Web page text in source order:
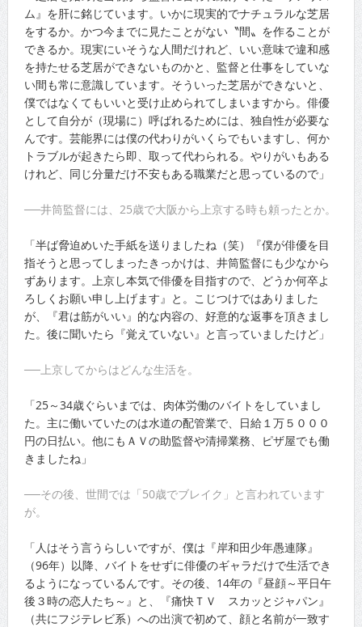
ム』を肝に銘じています。いかに現実的でナチュラルな芝居
をするか。かつ今までに見たことがない〝間〟を作ることが
できるか。現実にいそうな人間だけれど、いい意味で違和感
を持たせる芝居ができないものかと、監督と仕事をしていな
い間も常に意識しています。そういった芝居ができないと、
僕ではなくてもいいと受け止められてしまいますから。俳優
として自分が（現場に）呼ばれるためには、独自性が必要な
んです。芸能界には僕の代わりがいくらでもいますし、何か
トラブルが起きたら即、取って代わられる。やりがいもある
けれど、同じ分量だけ不安もある職業だと思っているので」
──井筒監督には、25歳で大阪から上京する時も頼ったとか。
「半ば脅迫めいた手紙を送りましたね（笑）『僕が俳優を目
指そうと思ってしまったきっかけは、井筒監督にも少なから
ずあります。上京し本気で俳優を目指すので、どうか何卒よ
ろしくお願い申し上げます』と。こじつけではありました
が、『君は筋がいい』的な内容の、好意的な返事を頂きまし
た。後に聞いたら『覚えていない』と言っていましたけど」
──上京してからはどんな生活を。
「25～34歳ぐらいまでは、肉体労働のバイトをしていまし
た。主に働いていたのは水道の配管業で、日給１万５０００
円の日払い。他にもＡＶの助監督や清掃業務、ピザ屋でも働
きましたね」
──その後、世間では「50歳でブレイク」と言われています
が。
「人はそう言うらしいですが、僕は『岸和田少年愚連隊』
（96年）以降、バイトをせずに俳優のギャラだけで生活でき
るようになっているんです。その後、14年の『昼顔～平日午
後３時の恋人たち～』と、『痛快ＴＶ スカッとジャパン』
（共にフジテレビ系）への出演で初めて、顔と名前が一致す